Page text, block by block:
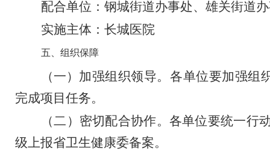
配合单位： 钢城街道办事处、雄关街道
实施主体：长城医院
五、组织保障
（一） 加强组织领导。各单位要加强组
完成项目任务。
（二）密切配合协作。 各单位要统一行
级上报省卫生健康委备案。